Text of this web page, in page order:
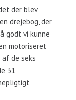
der blev
drejebog, der
godt vi kunne
motoriseret
de seks
31